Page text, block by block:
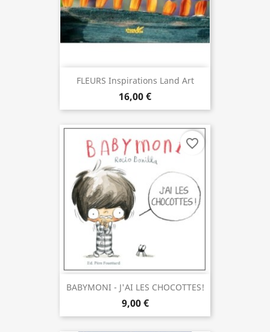
FLEURS Inspirations Land Art
16,00 €
BABYMONI - J'AI LES CHOCOTTES!
9,00 €
favorite_border